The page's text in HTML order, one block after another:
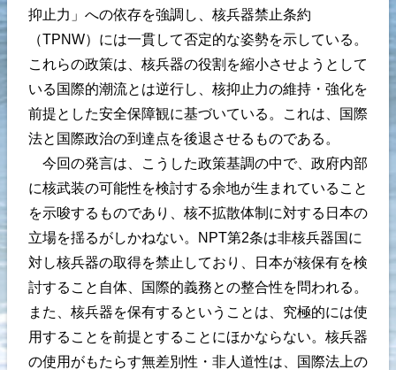
抑止力」への依存を強調し、核兵器禁止条約
（TPNW）には一貫して否定的な姿勢を示している。
これらの政策は、核兵器の役割を縮小させようとして
いる国際的潮流とは逆行し、核抑止力の維持・強化を
前提とした安全保障観に基づいている。これは、国際
法と国際政治の到達点を後退させるものである。
今回の発言は、こうした政策基調の中で、政府内部
に核武装の可能性を検討する余地が生まれていること
を示唆するものであり、核不拡散体制に対する日本の
立場を揺るがしかねない。NPT第2条は非核兵器国に
対し核兵器の取得を禁止しており、日本が核保有を検
討すること自体、国際的義務との整合性を問われる。
また、核兵器を保有するということは、究極的には使
用することを前提とすることにほかならない。核兵器
の使用がもたらす無差別性・非人道性は、国際法上の